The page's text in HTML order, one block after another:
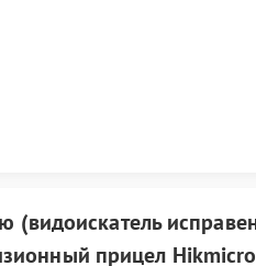
(видоискатель
прицел Hikmicro